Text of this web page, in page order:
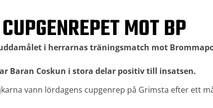
MOT BP
i herrarnas träningsmatch mot
Baran Coskun i stora delar positiv till insatsen.
vann lördagens cupgenrep på Grimsta efter ett